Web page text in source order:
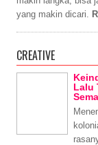
yang makin dicari.
CREATIVE
Lalu